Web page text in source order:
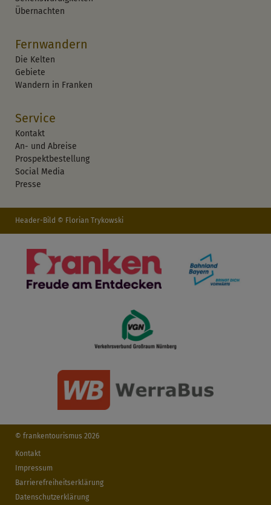
Übernachten
Fernwandern
Die Kelten
Gebiete
Wandern in Franken
Service
Kontakt
An- und Abreise
Prospektbestellung
Social Media
Presse
Header-Bild © Florian Trykowski
© frankentourismus 2026
Kontakt
Impressum
Barrierefreiheitserklärung
Datenschutzerklärung